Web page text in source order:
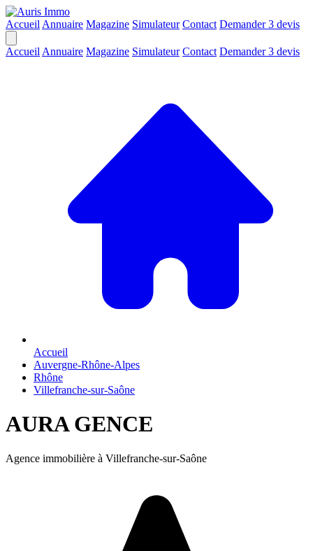
Accueil Annuaire Magazine Simulateur Contact Demander 3 devis
Accueil Annuaire Magazine Simulateur Contact Demander 3 devis
Accueil
Auvergne-Rhône-Alpes
Rhône
Villefranche-sur-Saône
AURA GENCE
Agence immobilière à Villefranche-sur-Saône